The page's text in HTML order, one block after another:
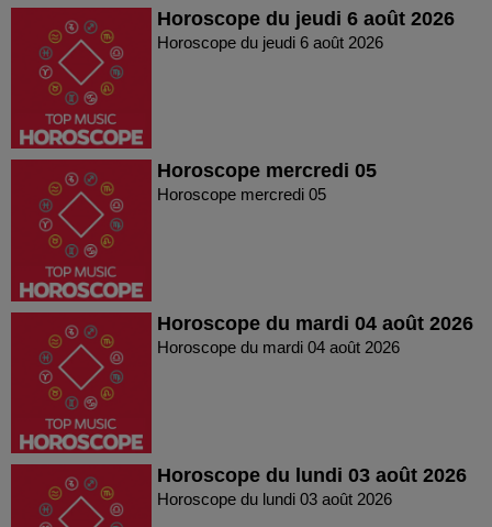
Horoscope du jeudi 6 août 2026
Horoscope du jeudi 6 août 2026
Horoscope mercredi 05
Horoscope mercredi 05
Horoscope du mardi 04 août 2026
Horoscope du mardi 04 août 2026
Horoscope du lundi 03 août 2026
Horoscope du lundi 03 août 2026